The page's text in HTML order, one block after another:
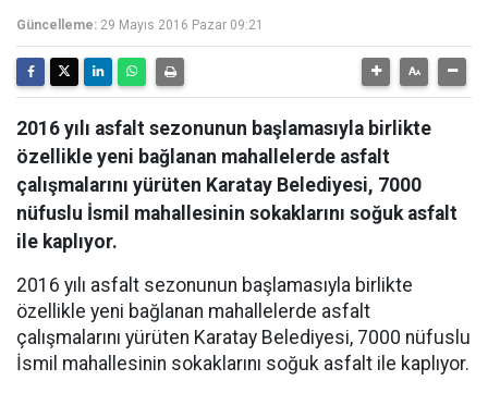
Güncelleme: 29 Mayıs 2016 Pazar 09:21
2016 yılı asfalt sezonunun başlamasıyla birlikte
özellikle yeni bağlanan mahallelerde asfalt
çalışmalarını yürüten Karatay Belediyesi, 7000
nüfuslu İsmil mahallesinin sokaklarını soğuk asfalt
ile kaplıyor.
2016 yılı asfalt sezonunun başlamasıyla birlikte
özellikle yeni bağlanan mahallelerde asfalt
çalışmalarını yürüten Karatay Belediyesi, 7000 nüfuslu
İsmil mahallesinin sokaklarını soğuk asfalt ile kaplıyor.